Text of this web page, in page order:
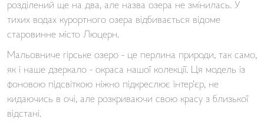
розділений ще на два, але назва озера не змінилась. У
тихих водах курортного озера відбивається відоме
старовинне місто Люцерн.
Мальовниче гірське озеро - це перлина природи, так само,
як і наше дзеркало - окраса нашої колекції. Ця модель із
фоновою підсвіткою ніжно підкреслює інтер'єр, не
кидаючись в очі, але розкриваючи свою красу з близької
відстані.